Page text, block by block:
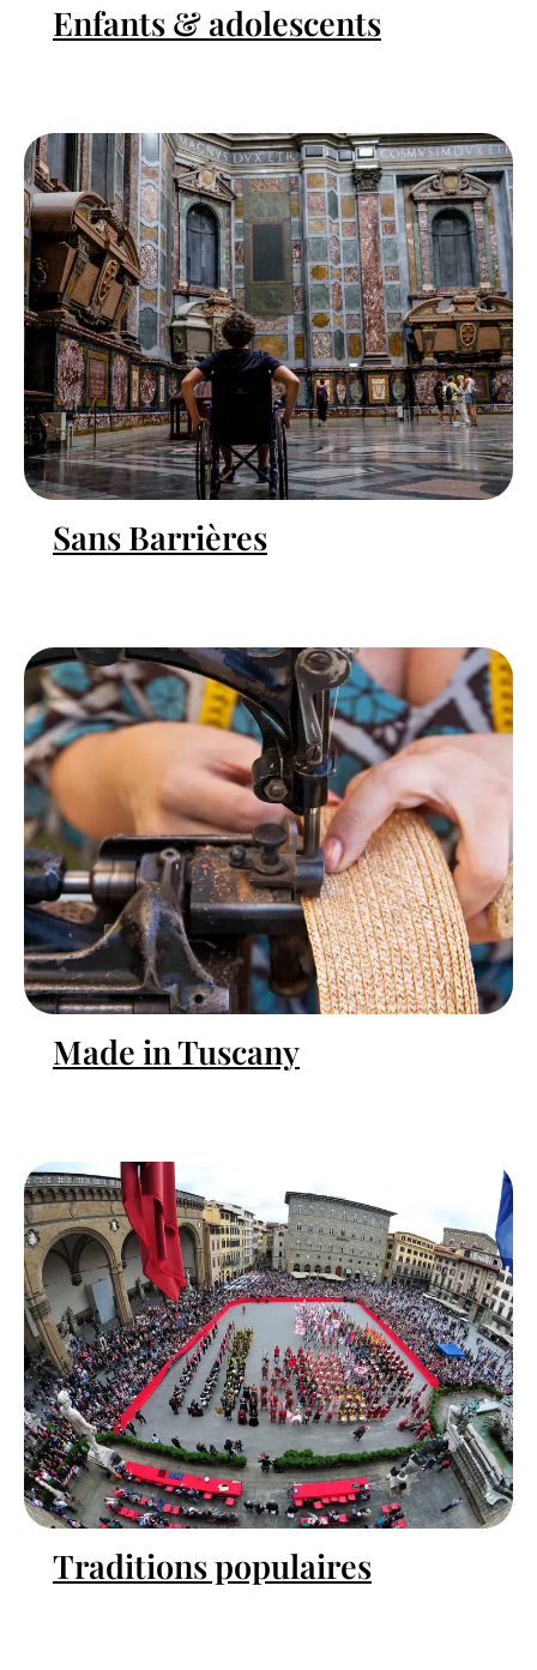
Enfants & adolescents
Sans Barrières
Made in Tuscany
Traditions populaires